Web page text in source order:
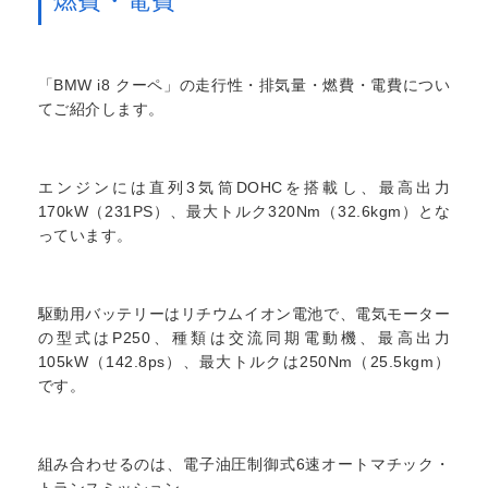
「BMW i8 クーペ」の走行性・排気量・燃費・電費につい
てご紹介します。
エンジンには直列3気筒DOHCを搭載し、最高出力
170kW（231PS）、最大トルク320Nm（32.6kgm）とな
っています。
駆動用バッテリーはリチウムイオン電池で、電気モーター
の型式はP250、種類は交流同期電動機、最高出力
105kW（142.8ps）、最大トルクは250Nm（25.5kgm）
です。
組み合わせるのは、電子油圧制御式6速オートマチック・